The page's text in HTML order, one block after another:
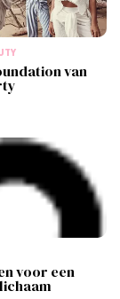
van
voor een